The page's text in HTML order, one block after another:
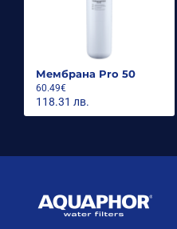
Мембрана Pro 50
60.49€
118.31 лв.